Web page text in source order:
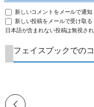
新しいコメントをメールで通知
新しい投稿をメールで受け取る
日本語が含まれない投稿は無視さ
フェイスブックでの